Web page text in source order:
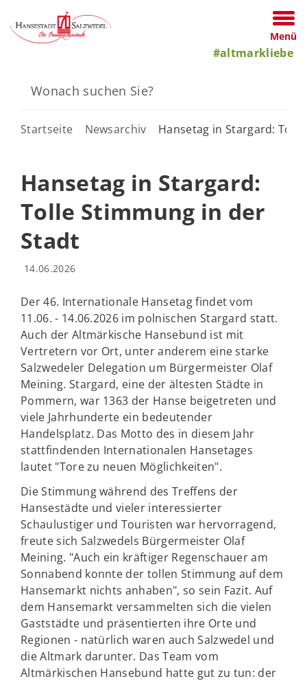
Menü
#altmarkliebe
Startseite Newsarchiv Hansetag in Stargard:
Hansetag in Stargard:
Tolle Stimmung in der
Stadt
14.06.2026
Der 46. Internationale Hansetag findet vom
11.06. - 14.06.2026 im polnischen Stargard statt.
Auch der Altmärkische Hansebund ist mit
Vertretern vor Ort, unter anderem eine starke
Salzwedeler Delegation um Bürgermeister Olaf
Meining. Stargard, eine der ältesten Städte in
Pommern, war 1363 der Hanse beigetreten und
viele Jahrhunderte ein bedeutender
Handelsplatz. Das Motto des in diesem Jahr
stattfindenden Internationalen Hansetages
lautet "Tore zu neuen Möglichkeiten".
Die Stimmung während des Treffens der
Hansestädte und vieler interessierter
Schaulustiger und Touristen war hervorragend,
freute sich Salzwedels Bürgermeister Olaf
Meining. "Auch ein kräftiger Regenschauer am
Sonnabend konnte der tollen Stimmung auf dem
Hansemarkt nichts anhaben", so sein Fazit. Auf
dem Hansemarkt versammelten sich die vielen
Gaststädte und präsentierten ihre Orte und
Regionen - natürlich waren auch Salzwedel und
die Altmark darunter. Das Team vom
Altmärkischen Hansebund hatte gut zu tun: der